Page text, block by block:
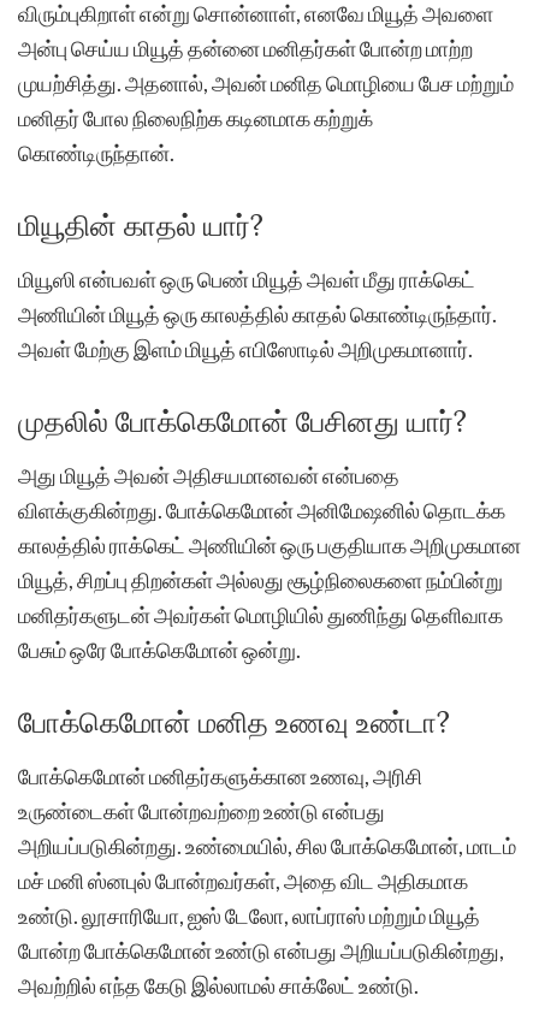
விரும்புகிறாள் என்று சொன்னாள், எனவே மியூத் அவளை
அன்பு செய்ய மியூத் தன்னை மனிதர்கள் போன்ற மாற்ற
முயற்சித்து. அதனால், அவன் மனித மொழியை பேச மற்றும்
மனிதர் போல நிலைநிற்க கடினமாக கற்றுக்
கொண்டிருந்தான்.
மியூதின் காதல் யார்?
மியூஸி என்பவள் ஒரு பெண் மியூத் அவள் மீது ராக்கெட்
அணியின் மியூத் ஒரு காலத்தில் காதல் கொண்டிருந்தார்.
அவள் மேற்கு இளம் மியூத் எபிஸோடில் அறிமுகமானார்.
முதலில் போக்கெமோன் பேசினது யார்?
அது மியூத் அவன் அதிசயமானவன் என்பதை
விளக்குகின்றது. போக்கெமோன் அனிமேஷனில் தொடக்க
காலத்தில் ராக்கெட் அணியின் ஒரு பகுதியாக அறிமுகமான
மியூத், சிறப்பு திறன்கள் அல்லது சூழ்நிலைகளை நம்பின்று
மனிதர்களுடன் அவர்கள் மொழியில் துணிந்து தெளிவாக
பேசும் ஒரே போக்கெமோன் ஒன்று.
போக்கெமோன் மனித உணவு உண்டா?
போக்கெமோன் மனிதர்களுக்கான உணவு, அரிசி
உருண்டைகள் போன்றவற்றை உண்டு என்பது
அறியப்படுகின்றது. உண்மையில், சில போக்கெமோன், மாடம்
மச் மனி ஸ்னபுல் போன்றவர்கள், அதை விட அதிகமாக
உண்டு. லூசாரியோ, ஐஸ் டேலோ, லாப்ராஸ் மற்றும் மியூத்
போன்ற போக்கெமோன் உண்டு என்பது அறியப்படுகின்றது,
அவற்றில் எந்த கேடு இல்லாமல் சாக்லேட் உண்டு.